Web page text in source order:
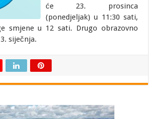
će 23. prosinca
(ponedjeljak) u 11:30 sati,
smjene u 12 sati. Drugo obrazovno
siječnja.